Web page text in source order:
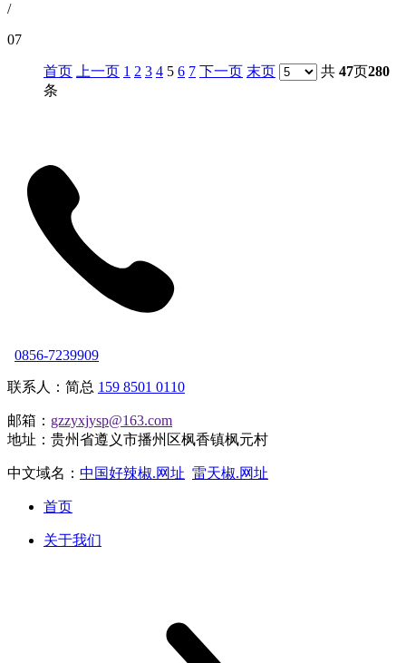
/
07
首页 上一页 1 2 3 4 5 6 7 下一页 末页 共 47页280
条
0856-7239909
联系人：简总 159 8501 0110
邮箱： gzzyxjysp@163.com
地址：贵州省遵义市播州区枫香镇枫元村
中文域名： 中国好辣椒.网址 雷天椒.网址
首页
关于我们